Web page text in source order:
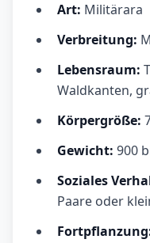
Art: Militärara
Verbreitung:
Lebensraum:
Waldkanten,
Körpergröße:
Gewicht: 900
Soziales
Paare oder